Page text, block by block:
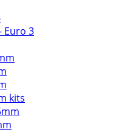
Euro 3
kits